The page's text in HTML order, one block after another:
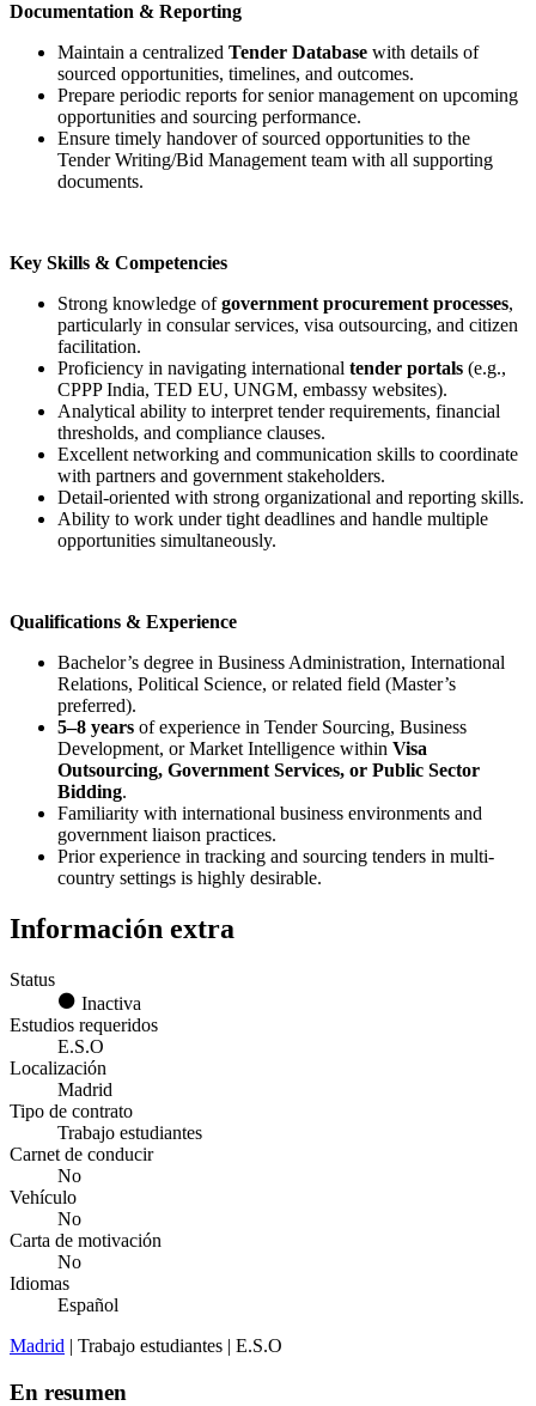
Documentation & Reporting
Maintain a centralized Tender Database with details of
sourced opportunities, timelines, and outcomes.
Prepare periodic reports for senior management on upcoming
opportunities and sourcing performance.
Ensure timely handover of sourced opportunities to the
Tender Writing/Bid Management team with all supporting
documents.
Key Skills & Competencies
Strong knowledge ofgovernment procurement processes,
particularly in consular services, visa outsourcing, and citizen
facilitation.
Proficiency in navigating international tender portals (e.g.,
CPPP India, TED EU, UNGM, embassy websites).
Analytical ability to interpret tender requirements, financial
thresholds, and compliance clauses.
Excellent networking and communication skills to coordinate
with partners and government stakeholders.
Detail-oriented with strong organizational and reporting skills.
Ability to work under tight deadlines and handle multiple
opportunities simultaneously.
Qualifications & Experience
Bachelor’s degree in Business Administration, International
Relations, Political Science, or related field (Master’s
preferred).
5–8 years of experience in Tender Sourcing, Business
Development, or Market Intelligence within Visa
Outsourcing, Government Services, or Public Sector
Bidding.
Familiarity with international business environments and
government liaison practices.
Prior experience in tracking and sourcing tenders in multi-
country settings is highly desirable.
Información extra
Status
Inactiva
Estudios requeridos
E.S.O
Localización
Madrid
Tipo de contrato
Trabajo estudiantes
Carnet de conducir
No
Vehículo
No
Carta de motivación
No
Idiomas
Español
Madrid | Trabajo estudiantes | E.S.O
En resumen